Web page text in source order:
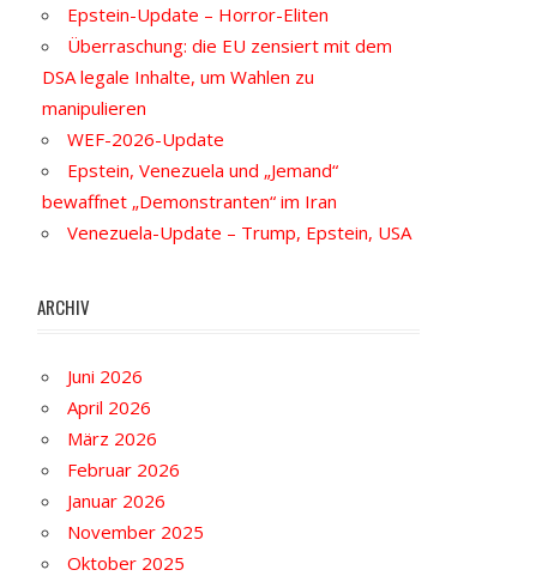
Epstein-Update – Horror-Eliten
Überraschung: die EU zensiert mit dem
DSA legale Inhalte, um Wahlen zu
manipulieren
WEF-2026-Update
Epstein, Venezuela und „Jemand“
bewaffnet „Demonstranten“ im Iran
Venezuela-Update – Trump, Epstein, USA
ARCHIV
Juni 2026
April 2026
März 2026
Februar 2026
Januar 2026
November 2025
Oktober 2025